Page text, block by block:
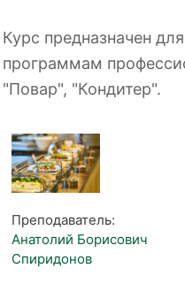
Курс предназначен
программам
"Повар", "Кондитер".
Преподаватель:
Анатолий Борисович
Спиридонов